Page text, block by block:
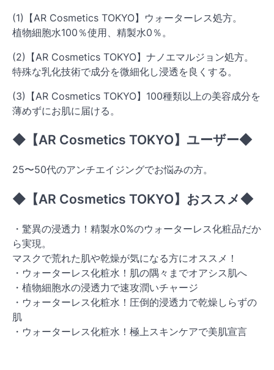
(1)【AR Cosmetics TOKYO】ウォーターレス処方。
植物細胞水100％使用、精製水0％。
(2)【AR Cosmetics TOKYO】ナノエマルジョン処方。
特殊な乳化技術で成分を微細化し浸透を良くする。
(3)【AR Cosmetics TOKYO】100種類以上の美容成分を
薄めずにお肌に届ける。
◆【AR Cosmetics TOKYO】ユーザー◆
25〜50代のアンチエイジングでお悩みの方。
◆【AR Cosmetics TOKYO】おススメ◆
・驚異の浸透力！精製水0%のウォーターレス化粧品だか
ら実現。
マスクで荒れた肌や乾燥が気になる方にオススメ！
・ウォーターレス化粧水！肌の隅々までオアシス肌へ
・植物細胞水の浸透力で速攻潤いチャージ
・ウォーターレス化粧水！圧倒的浸透力で乾燥しらずの
肌
・ウォーターレス化粧水！極上スキンケアで美肌宣言